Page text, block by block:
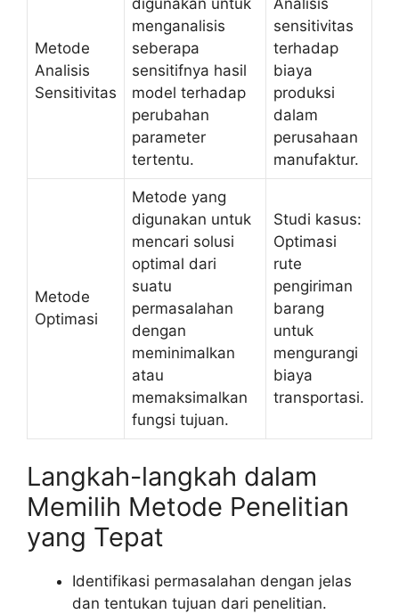
Metode
Analisis
Sensitivitas
menganalisis
seberapa
sensitifnya hasil
model terhadap
perubahan
parameter
tertentu.
sensitivitas
terhadap
biaya
produksi
dalam
perusahaan
manufaktur.
Metode
Optimasi
Metode yang
digunakan untuk
mencari solusi
optimal dari
suatu
permasalahan
dengan
meminimalkan
atau
memaksimalkan
fungsi tujuan.
Studi kasus:
Optimasi
rute
pengiriman
barang
untuk
mengurangi
biaya
transportasi.
Langkah-langkah dalam
Memilih Metode Penelitian
yang Tepat
Identifikasi permasalahan dengan jelas
dan tentukan tujuan dari penelitian.